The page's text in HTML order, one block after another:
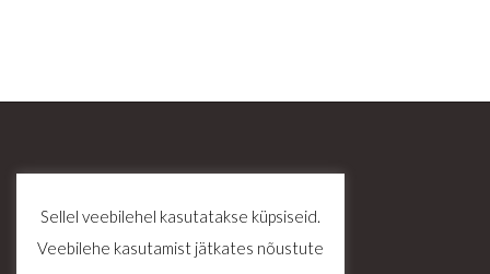
Sellel veebilehel kasutatakse küpsiseid.
Veebilehe kasutamist jätkates nõustute